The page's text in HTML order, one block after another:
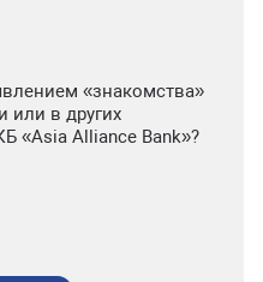
«знакомства»
или в других
«Asia Alliance Bank»?